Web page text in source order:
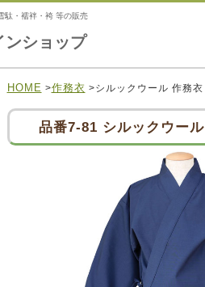
駄・襦袢・袴 等の販売
ンショップ
HOME >作務衣 >シルックウール 作務衣
品番7-81 シルックウー